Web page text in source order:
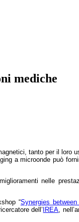
mediche
tanto per il loro
a microonde può
nelle
“Synergies
dell’ IREA,